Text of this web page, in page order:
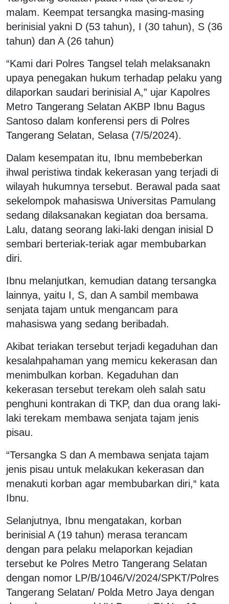
malam. Keempat tersangka masing-masing
berinisial yakni D (53 tahun), I (30 tahun), S (36
tahun) dan A (26 tahun)
“Kami dari Polres Tangsel telah melaksanakn
upaya penegakan hukum terhadap pelaku yang
dilaporkan saudari berinisial A,” ujar Kapolres
Metro Tangerang Selatan AKBP Ibnu Bagus
Santoso dalam konferensi pers di Polres
Tangerang Selatan, Selasa (7/5/2024).
Dalam kesempatan itu, Ibnu membeberkan
ihwal peristiwa tindak kekerasan yang terjadi di
wilayah hukumnya tersebut. Berawal pada saat
sekelompok mahasiswa Universitas Pamulang
sedang dilaksanakan kegiatan doa bersama.
Lalu, datang seorang laki-laki dengan inisial D
sembari berteriak-teriak agar membubarkan
diri.
Ibnu melanjutkan, kemudian datang tersangka
lainnya, yaitu I, S, dan A sambil membawa
senjata tajam untuk mengancam para
mahasiswa yang sedang beribadah.
Akibat teriakan tersebut terjadi kegaduhan dan
kesalahpahaman yang memicu kekerasan dan
menimbulkan korban. Kegaduhan dan
kekerasan tersebut terekam oleh salah satu
penghuni kontrakan di TKP, dan dua orang laki-
laki terekam membawa senjata tajam jenis
pisau.
“Tersangka S dan A membawa senjata tajam
jenis pisau untuk melakukan kekerasan dan
menakuti korban agar membubarkan diri,“ kata
Ibnu.
Selanjutnya, Ibnu mengatakan, korban
berinisial A (19 tahun) merasa terancam
dengan para pelaku melaporkan kejadian
tersebut ke Polres Metro Tangerang Selatan
dengan nomor LP/B/1046/V/2024/SPKT/Polres
Tangerang Selatan/ Polda Metro Jaya dengan